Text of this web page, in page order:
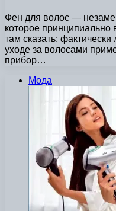
Фен для волос —
которое
там сказать:
уходе за волосами
прибор…
Мода